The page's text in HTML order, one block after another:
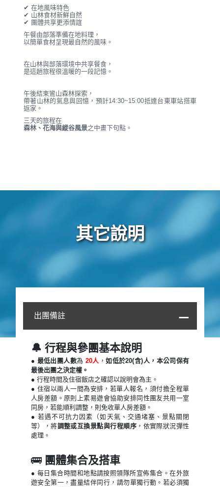
✔ 在地風味特色
✔ 山林食材新鮮自然
✔ 團體共享更添情誼
午餐由部落準備在地料理，
以簡單食材呈現最自然的風味。
在山林與部落環境中共享餐食，
是這趟旅程很溫暖的一段記憶。
午後結束鸞山森林探索，
帶著山林的氣息與回憶，預計14:30~15:00抵達台東車站搭車
返家。
三天的旅程在
森林、花海與縱谷風景之中畫下句點。
其它說明
出團備註
🔔 行程與參團基本說明
● 最低出團人數為 20人 ，如低於20(含)人，本公司保有
最後出團之決定權。
● 行程時間及住宿飯店之確認以說明會為主。
● 住宿以兩人一間為安排，若單人報名，須付擔全程單
人房差額。原則上素易遊會協助安排同性團友共用一室
同房，若能順利調整，則免收單人房差額。
● 若遇不可抗力因素（如天氣、交通堵塞、景點關閉
等），將調整或互換景點與行程順序 ，依實際狀況彈性
處理。
🚌 團體集合及搭車
● 每日集合時間和地點請按照領隊所宣佈集合。在外旅
遊安全第一，盡量結伴同行，請勿單獨行動。若必須獨